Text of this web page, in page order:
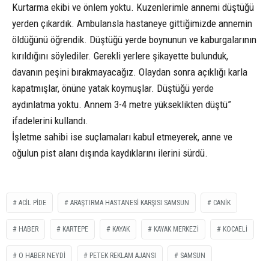
Kurtarma ekibi ve önlem yoktu. Kuzenlerimle annemi düştüğü
yerden çıkardık. Ambulansla hastaneye gittiğimizde annemin
öldüğünü öğrendik. Düştüğü yerde boynunun ve kaburgalarının
kırıldığını söylediler. Gerekli yerlere şikayette bulunduk,
davanın peşini bırakmayacağız. Olaydan sonra açıklığı karla
kapatmışlar, önüne yatak koymuşlar. Düştüğü yerde
aydınlatma yoktu. Annem 3-4 metre yükseklikten düştü”
ifadelerini kullandı.
İşletme sahibi ise suçlamaları kabul etmeyerek, anne ve
oğulun pist alanı dışında kaydıklarını ilerini sürdü.
ACİL PİDE ARAŞTIRMA HASTANESİ KARŞISI SAMSUN CANİK
HABER KARTEPE KAYAK KAYAK MERKEZİ KOCAELİ
O HABER NEYDİ PETEK REKLAM AJANSI SAMSUN